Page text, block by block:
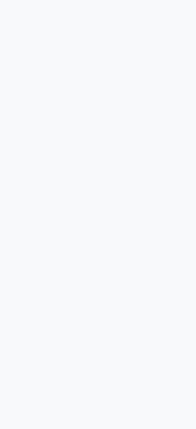
Les frais de
l’adresse de
remboursé.
nos